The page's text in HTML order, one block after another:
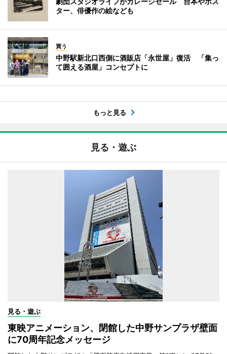
ター、俳優作の絵なども
買う
中野駅新北口西側に酒販店「永世屋」復活 「集っ
て囲える酒屋」コンセプトに
もっと見る
見る・遊ぶ
見る・遊ぶ
東映アニメーション、閉館した中野サンプラザ壁面
に70周年記念メッセージ